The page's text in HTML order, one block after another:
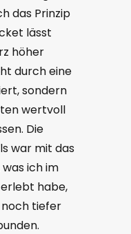
das Prinzip
lässt
höher
durch eine
sondern
wertvoll
Die
war mit das
ich im
erlebt habe,
tiefer